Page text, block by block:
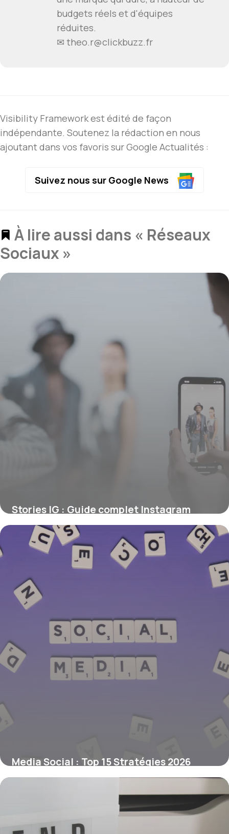
budgets réels et d'équipes
réduites.
✉ theo.r@clickbuzz.fr
Visibility Framework est édité de façon
indépendante. Soutenez la rédaction en nous
ajoutant dans vos favoris sur Google Actualités :
Suivez nous sur Google News
À lire aussi dans « Réseaux
Sociaux »
Stories IG : Guide complet Instagram
Stories 2026
6 juillet 2026
Media Social : Top 15 Stratégies 2026
3 juillet 2026